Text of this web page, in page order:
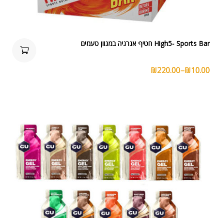
High5- Sports Bar חטיף אנרגיה במגוון טעמים
₪10.00
–
₪220.00